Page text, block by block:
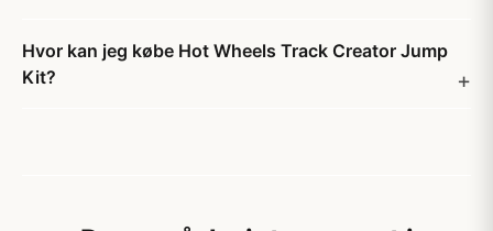
Hvor kan jeg købe Hot Wheels Track Creator Jump
Kit?